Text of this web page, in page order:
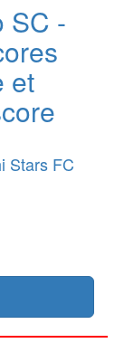
SC -
et
Stars FC